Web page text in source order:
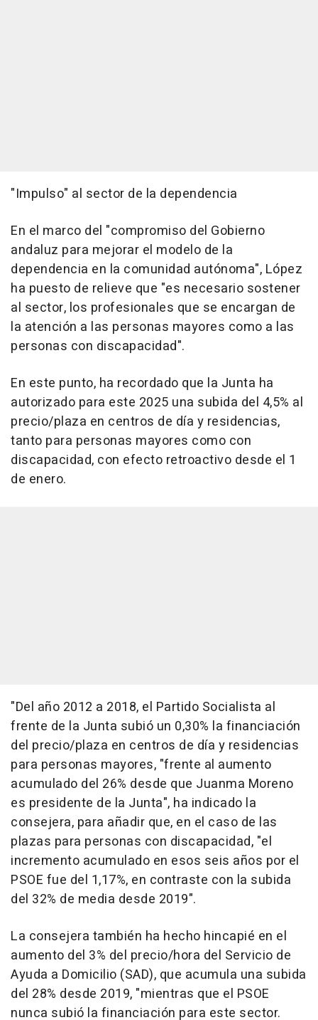
"Impulso" al sector de la dependencia
En el marco del "compromiso del Gobierno
andaluz para mejorar el modelo de la
dependencia en la comunidad autónoma", López
ha puesto de relieve que "es necesario sostener
al sector, los profesionales que se encargan de
la atención a las personas mayores como a las
personas con discapacidad".
En este punto, ha recordado que la Junta ha
autorizado para este 2025 una subida del 4,5% al
precio/plaza en centros de día y residencias,
tanto para personas mayores como con
discapacidad, con efecto retroactivo desde el 1
de enero.
"Del año 2012 a 2018, el Partido Socialista al
frente de la Junta subió un 0,30% la financiación
del precio/plaza en centros de día y residencias
para personas mayores, "frente al aumento
acumulado del 26% desde que Juanma Moreno
es presidente de la Junta", ha indicado la
consejera, para añadir que, en el caso de las
plazas para personas con discapacidad, "el
incremento acumulado en esos seis años por el
PSOE fue del 1,17%, en contraste con la subida
del 32% de media desde 2019".
La consejera también ha hecho hincapié en el
aumento del 3% del precio/hora del Servicio de
Ayuda a Domicilio (SAD), que acumula una subida
del 28% desde 2019, "mientras que el PSOE
nunca subió la financiación para este sector.